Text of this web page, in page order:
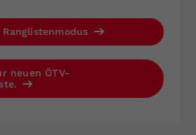
neuen ÖTV-